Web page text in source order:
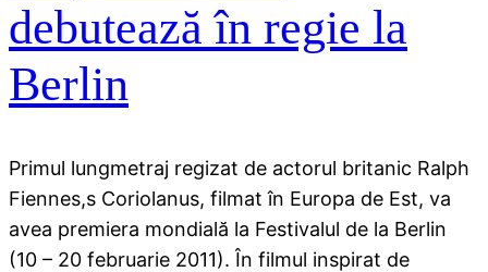
debutează în regie la
Berlin
Primul lungmetraj regizat de actorul britanic Ralph
Fiennes,s Coriolanus, filmat în Europa de Est, va
avea premiera mondială la Festivalul de la Berlin
(10 – 20 februarie 2011). În filmul inspirat de